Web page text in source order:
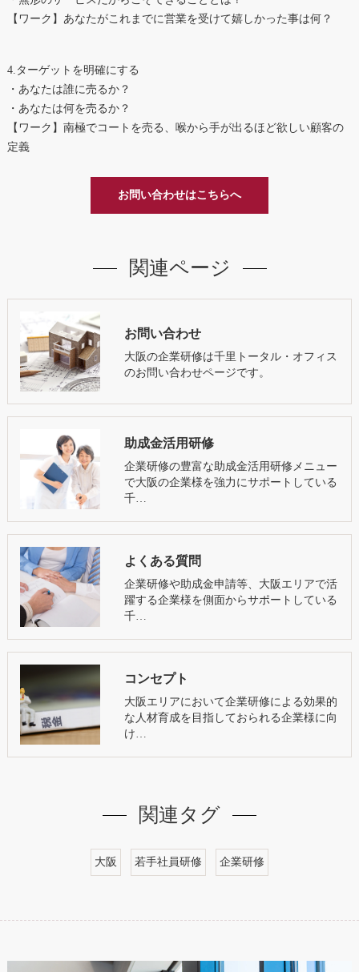
【ワーク】あなたがこれまでに営業を受けて嬉しかった事は何？
4.ターゲットを明確にする
・あなたは誰に売るか？
・あなたは何を売るか？
【ワーク】南極でコートを売る、喉から手が出るほど欲しい顧客の
定義
お問い合わせはこちらへ
関連ページ
お問い合わせ
大阪の企業研修は千里トータル・オフィス
のお問い合わせページです。
助成金活用研修
企業研修の豊富な助成金活用研修メニュー
で大阪の企業様を強力にサポートしている
千…
よくある質問
企業研修や助成金申請等、大阪エリアで活
躍する企業様を側面からサポートしている
千…
コンセプト
大阪エリアにおいて企業研修による効果的
な人材育成を目指しておられる企業様に向
け…
関連タグ
大阪 若手社員研修 企業研修